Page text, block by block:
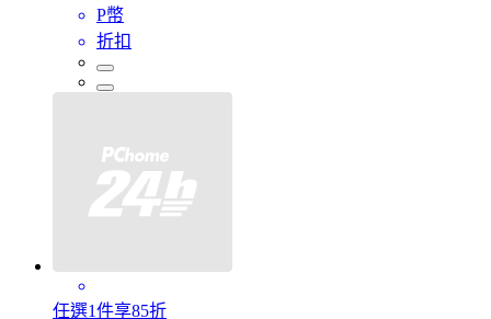
P幣
折扣
任選1件享85折